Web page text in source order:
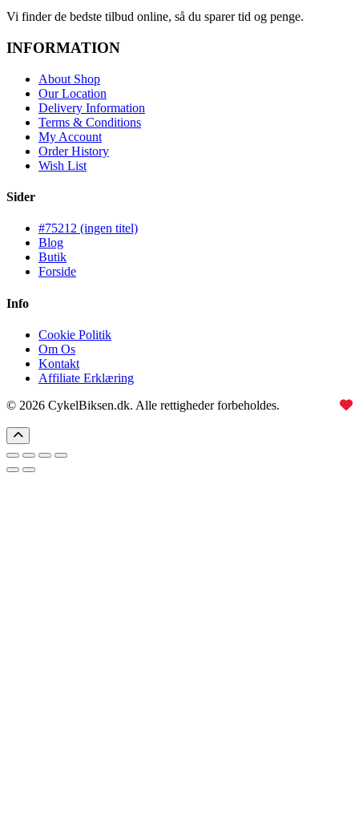
Vi finder de bedste tilbud online, så du sparer tid og penge.
INFORMATION
About Shop
Our Location
Delivery Information
Terms & Conditions
My Account
Order History
Wish List
Sider
#75212 (ingen titel)
Blog
Butik
Forside
Info
Cookie Politik
Om Os
Kontakt
Affiliate Erklæring
© 2026 CykelBiksen.dk. Alle rettigheder forbeholdes.